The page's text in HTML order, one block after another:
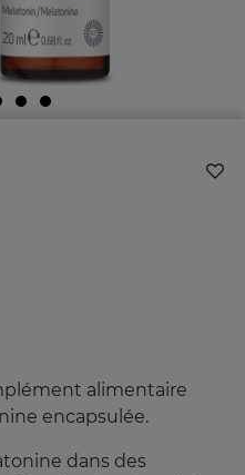
alimentaire
encapsulée.
dans des